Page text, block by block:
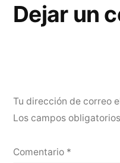
Dejar un
Tu dirección de correo
Los campos
Comentario *